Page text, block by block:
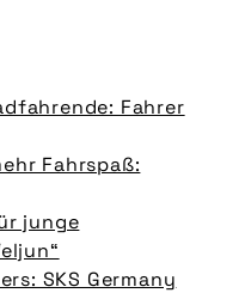
Fahrer
Fahrspaß:
junge
SKS Germany